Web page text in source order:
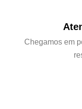
Chegamos em